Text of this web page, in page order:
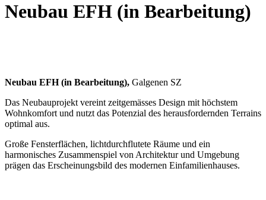
Neubau EFH (in Bearbeitung)
Neubau EFH (in Bearbeitung), Galgenen SZ
Das Neubauprojekt vereint zeitgemässes Design mit höchstem
Wohnkomfort und nutzt das Potenzial des herausfordernden Terrains
optimal aus.
Große Fensterflächen, lichtdurchflutete Räume und ein
harmonisches Zusammenspiel von Architektur und Umgebung
prägen das Erscheinungsbild des modernen Einfamilienhauses.